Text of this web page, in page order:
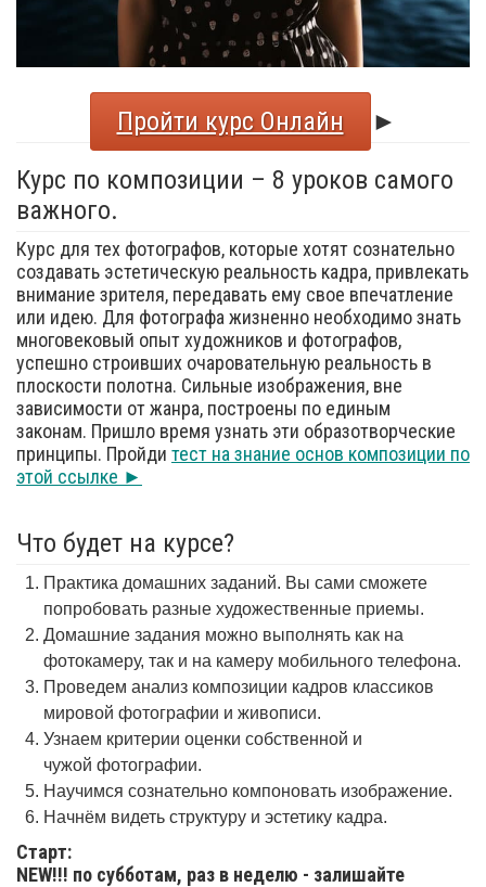
Пройти курс Онлайн
►
Курс по композиции – 8 уроков самого
важного.
Курс для тех фотографов, которые хотят сознательно
создавать эстетическую реальность кадра, привлекать
внимание зрителя, передавать ему свое впечатление
или идею. Для фотографа жизненно необходимо знать
многовековый опыт художников и фотографов,
успешно строивших очаровательную реальность в
плоскости полотна. Сильные изображения, вне
зависимости от жанра, построены по единым
законам. Пришло время узнать эти образотворческие
принципы. Пройди тест на знание основ композиции по
этой ссылке ►
Что будет на курсе?
Практика домашних заданий. Вы сами сможете
попробовать разные художественные приемы.
Домашние задания можно выполнять как на
фотокамеру, так и на камеру мобильного телефона.
Проведем анализ композиции кадров классиков
мировой фотографии и живописи.
Узнаем критерии оценки собственной и
чужой фотографии.
Научимся сознательно компоновать изображение.
Начнём видеть структуру и эстетику кадра.
Старт:
NEW!!! по субботам, раз в неделю - залишайте